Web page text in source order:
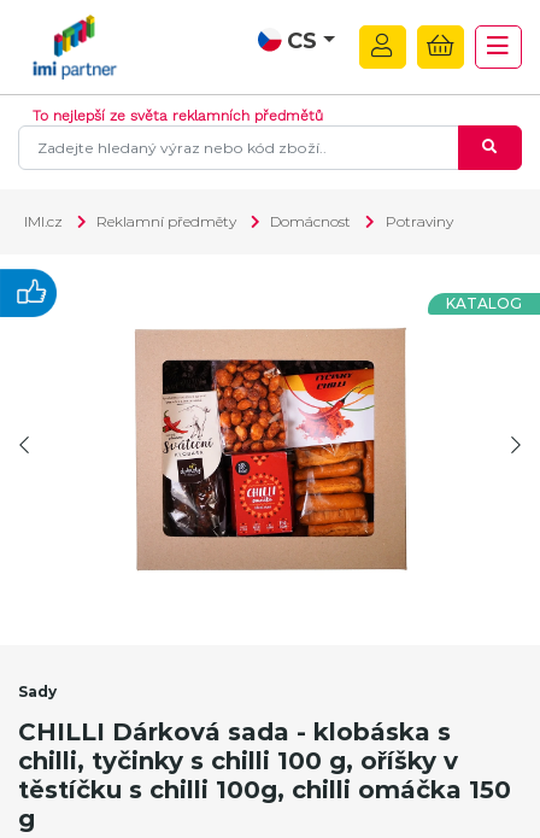
CS
To nejlepší ze světa reklamních předmětů
IMI.cz Reklamní předměty Domácnost Potraviny
KATALOG
Sady
CHILLI Dárková sada - klobáska s
chilli, tyčinky s chilli 100 g, oříšky v
těstíčku s chilli 100g, chilli omáčka 150
g